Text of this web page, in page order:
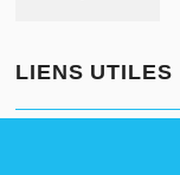
LIENS UTILES